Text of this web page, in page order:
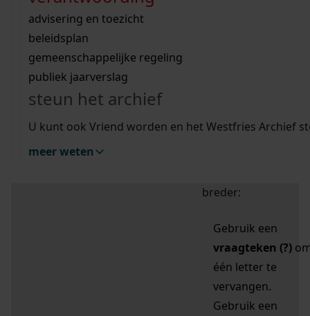
bouwvergunningen
omgevingsvergunningen
vergunningen
beeld en geluid
uitleg nodig?
Wij helpen u op weg met een aantal zoektips.
bekijk alle zoektips
Wij helpen u op weg met een aantal zoektips.
bekijk alle zoektips
bekijk ons geschiedenislokaal
advisering en toezicht
beleidsplan
gemeenschappelijke regeling
publiek jaarverslag
steun het archief
U kunt ook Vriend worden en het Westfries Archief
meer weten
zoektips
Mijn Studiezaal (inloggen)
uw zoekopdracht te
breder:
Gebruik een
vraagteken (?)
één letter te
vervangen.
Gebruik een